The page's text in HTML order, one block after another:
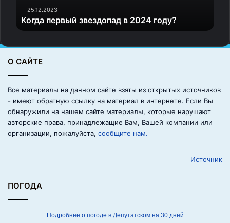
й
е
з
о
п
а
д
в
4
25.12.2023
Когда первый звездопад в 2024 году?
О САЙТЕ
Все материалы на данном сайте взяты из открытых источников
- имеют обратную ссылку на материал в интернете. Если Вы
обнаружили на нашем сайте материалы, которые нарушают
авторские права, принадлежащие Вам, Вашей компании или
организации, пожалуйста, сообщите нам.
Источник
ПОГОДА
Подробнее о погоде в Депутатском на 30 дней